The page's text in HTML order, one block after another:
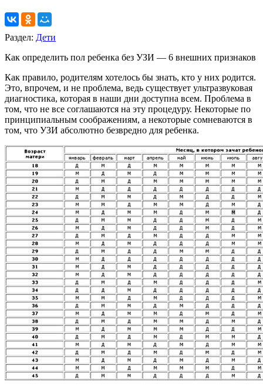
Раздел: Дети
Как определить пол ребенка без УЗИ — 6 внешних признаков
Как правило, родителям хотелось бы знать, кто у них родится.
Это, впрочем, и не проблема, ведь существует ультразвуковая
диагностика, которая в наши дни доступна всем. Проблема в
том, что не все соглашаются на эту процедуру. Некоторые по
принципиальным соображениям, а некоторые сомневаются в
том, что УЗИ абсолютно безвредно для ребенка.